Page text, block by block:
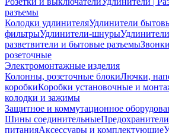
разъемы
Колодки удлинителяУдлинители
фильтрыУдлинители-шнуры
разветвители и бытовые разъемы
розеточные
Электромонтажные изделия
Колонны, розеточные блокиЛючки,
коробкиКоробки установочные и
колодки и зажимы
Защитное и коммутационное
Шины соединительныеПредохранители
питанияАксессуары и комплектующие